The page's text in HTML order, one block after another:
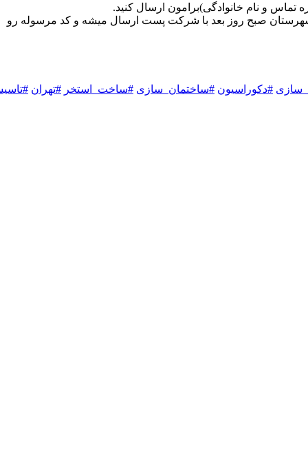
و نام خانوادگی)برامون ارسال کنید.
صبح روز بعد با شرکت پست ارسال میشه و کد مرسوله رو
#دکوراسیون #ساختمان_سازی #ساخت_استخر #تهران